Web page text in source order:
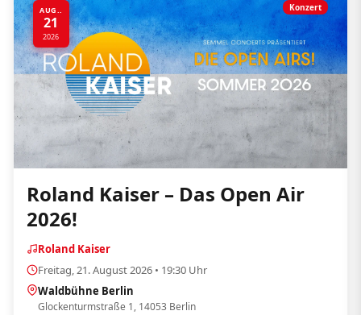
AUG..
21
2026
Konzert
Roland Kaiser – Das Open Air
2026!
Roland Kaiser
Freitag, 21. August 2026 • 19:30 Uhr
Waldbühne Berlin
Glockenturmstraße 1, 14053 Berlin